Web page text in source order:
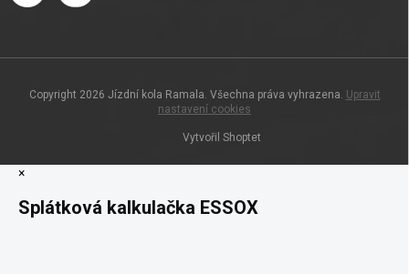
Vytvořil Shoptet
Copyright 2026 Jízdní kola Ramala. Všechna práva vyhrazena. Upravit
nastavení cookies
×
Splátková kalkulačka ESSOX